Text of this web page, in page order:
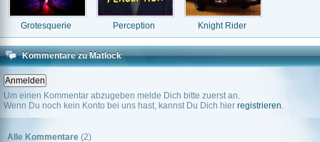
Grotesquerie Perception Knight Rider
Kommentare zu Matlock
Um einen Kommentar abzugeben melde Dich bitte zuerst an.
Wenn Du noch kein Konto bei uns hast, kannst Du Dich hier registrieren.
Alle Kommentare (2)